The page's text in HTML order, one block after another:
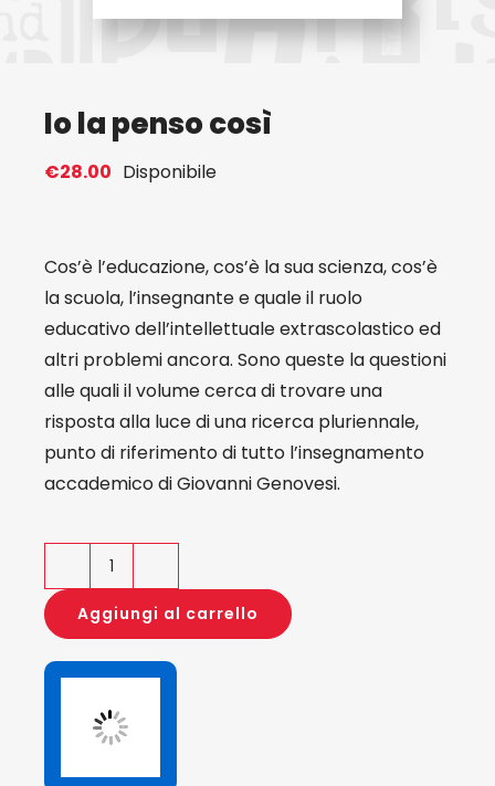
Io la penso così
€28.00 Disponibile
Cos’è l’educazione, cos’è la sua scienza, cos’è
la scuola, l’insegnante e quale il ruolo
educativo dell’intellettuale extrascolastico ed
altri problemi ancora. Sono queste la questioni
alle quali il volume cerca di trovare una
risposta alla luce di una ricerca pluriennale,
punto di riferimento di tutto l’insegnamento
accademico di Giovanni Genovesi.
Io
la
penso
così
quantità
Aggiungi al carrello